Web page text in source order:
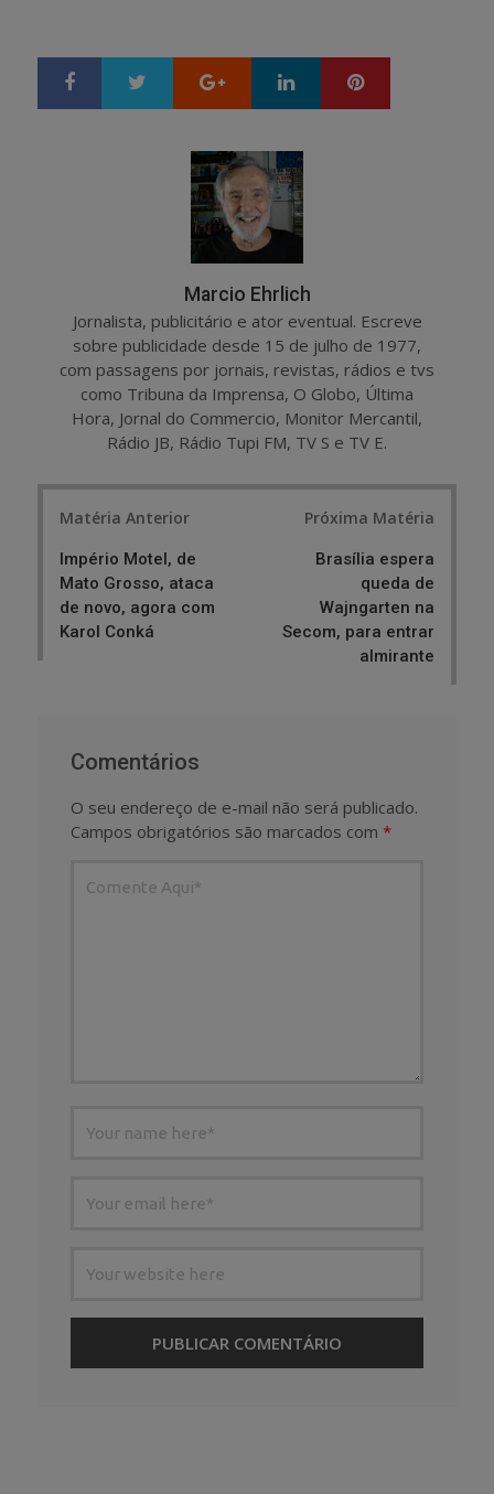
Google+ LinkedIn
Marcio Ehrlich
Jornalista, publicitário e ator eventual. Escreve
sobre publicidade desde 15 de julho de 1977,
com passagens por jornais, revistas, rádios e tvs
como Tribuna da Imprensa, O Globo, Última
Hora, Jornal do Commercio, Monitor Mercantil,
Rádio JB, Rádio Tupi FM, TV S e TV E.
Matéria Anterior
Império Motel, de
Mato Grosso, ataca
de novo, agora com
Karol Conká
Próxima Matéria
Brasília espera
queda de
Wajngarten na
Secom, para entrar
almirante
Comentários
O seu endereço de e-mail não será publicado.
Campos obrigatórios são marcados com *